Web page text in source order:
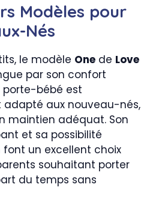
Modèles pour
Nés
le modèle One de Love
par son confort
porte-bébé est
aux nouveau-nés,
maintien adéquat. Son
et sa possibilité
font un excellent choix
souhaitant porter
du temps sans